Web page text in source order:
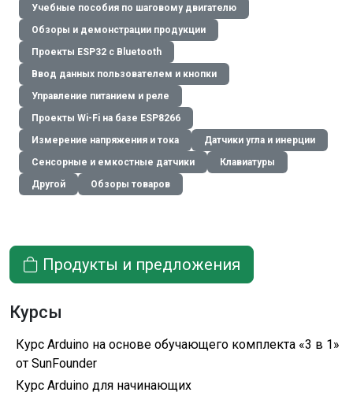
Учебные пособия по шаговому двигателю
Обзоры и демонстрации продукции
Проекты ESP32 с Bluetooth
Ввод данных пользователем и кнопки
Управление питанием и реле
Проекты Wi-Fi на базе ESP8266
Измерение напряжения и тока
Датчики угла и инерции
Сенсорные и емкостные датчики
Клавиатуры
Другой
Обзоры товаров
Продукты и предложения
Курсы
Курс Arduino на основе обучающего комплекта «3 в 1»
от SunFounder
Курс Arduino для начинающих